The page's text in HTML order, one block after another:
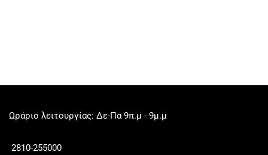
Ωράριο λειτουργίας: Δε-Πα 9π.μ - 9μ.μ
2810-255000